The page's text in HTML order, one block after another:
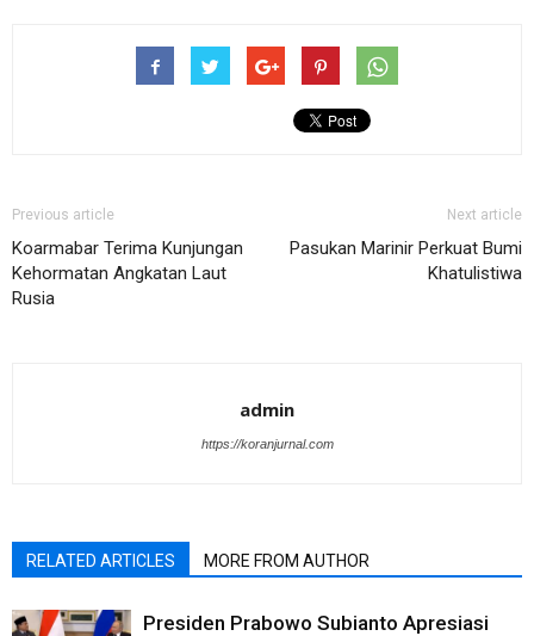
Previous article
Koarmabar Terima Kunjungan
Kehormatan Angkatan Laut
Rusia
Next article
Pasukan Marinir Perkuat Bumi
Khatulistiwa
admin
https://koranjurnal.com
RELATED ARTICLES MORE FROM AUTHOR
Presiden Prabowo Subianto Apresiasi